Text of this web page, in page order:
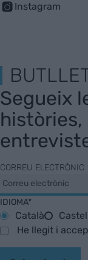
Instagram
Segueix
CORREU ELECTRÒNIC
IDIOMA*
Català
He llegit i